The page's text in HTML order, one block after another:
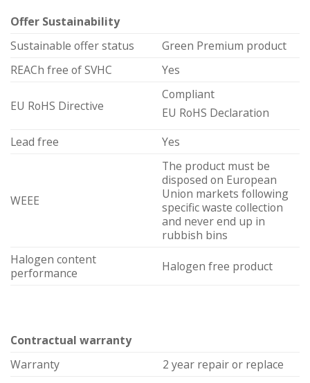
Offer Sustainability
Sustainable offer status
Green Premium product
REACh free of SVHC
Yes
EU RoHS Directive
Compliant
EU RoHS Declaration
Lead free
Yes
WEEE
The product must be
disposed on European
Union markets following
specific waste collection
and never end up in
rubbish bins
Halogen content
performance
Halogen free product
Contractual warranty
Warranty
2 year repair or replace